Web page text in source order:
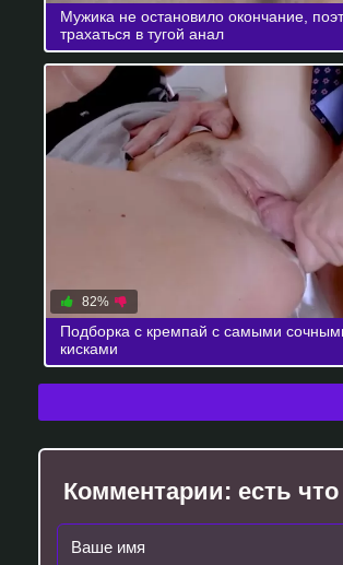
Мужика не остановило окончание,
трахаться в тугой анал
82%
Подборка с кремпай с самыми
кисками
Комментарии: есть